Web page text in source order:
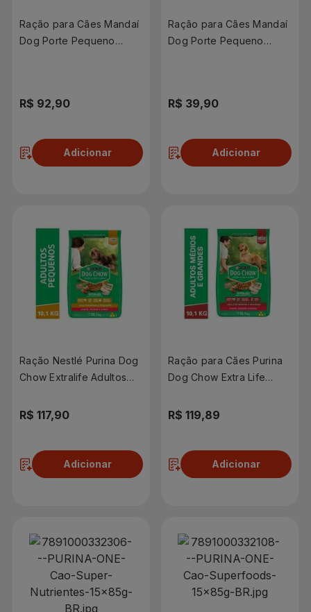
Ração para Cães Mandaí
Dog Porte Pequeno
R$ 92,90
Adicionar
Ração para Cães Mandaí
Dog Porte Pequeno
R$ 39,90
Adicionar
Ração Nestlé Purina Dog
Chow Extralife Adultos
Frango e Arroz 10,1kg
R$ 117,90
Adicionar
Ração para Cães Purina
Dog Chow Extra Life
Grandes Carne, Frango e
R$ 119,89
Adicionar